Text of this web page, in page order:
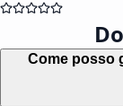
Come posso